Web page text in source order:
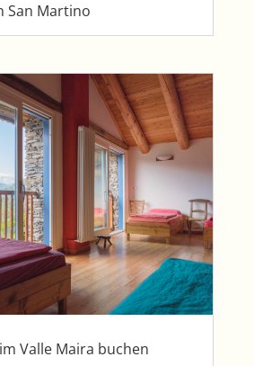
San Martino
Valle Maira buchen